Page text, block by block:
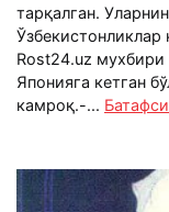
тарқалган.
Rost24.uz
Японияга кетган
камроқ.-...